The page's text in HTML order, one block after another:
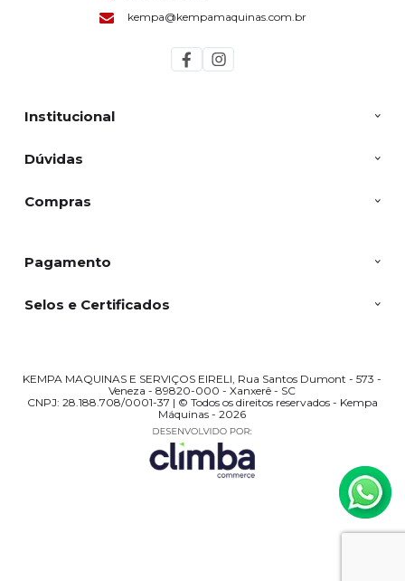
Institucional
Dúvidas
Compras
kempa@kempamaquinas.com.br
Pagamento
Selos e Certificados
KEMPA MAQUINAS E SERVIÇOS EIRELI, Rua Santos Dumont - 573 -
Veneza - 89820-000 - Xanxerê - SC
CNPJ: 28.188.708/0001-37 | © Todos os direitos reservados - Kempa
Máquinas - 2026